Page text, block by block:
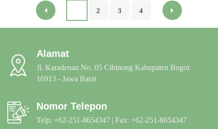
2 3 4
Alamat
Jl. Karadenan No. 05 Cibinong Kabupaten Bogor
16913 - Jawa Barat
Nomor Telepon
Telp: +62-251-8654347 | Fax: +62-251-8654347